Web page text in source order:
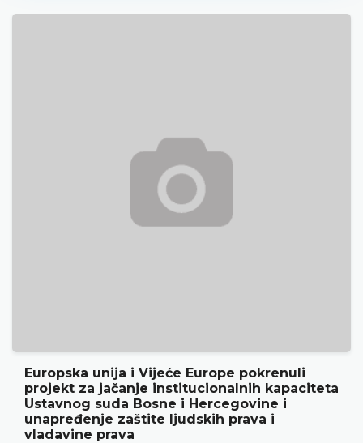
Ustavni sud BiH predstavio godišnje
rezultate rada i novu publikaciju
18.05.2026.
Ustavni sud Bosne i Hercegovine je 15.